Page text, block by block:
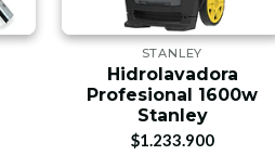
STANLEY
Hidrolavadora
Profesional 1600w
Stanley
$1.233.900